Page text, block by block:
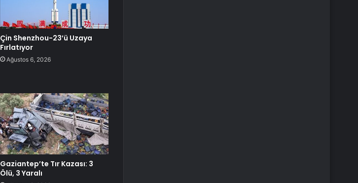
Çin Shenzhou-23’ü Uzaya
Fırlatıyor
Ağustos 6, 2026
Gaziantep’te Tır Kazası: 3
Ölü, 3 Yaralı